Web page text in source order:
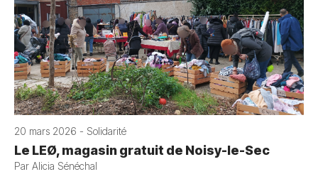
20 mars 2026 - Solidarité
Le LEØ, magasin gratuit de Noisy-le-Sec
Par Alicia Sénéchal